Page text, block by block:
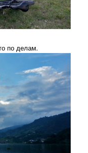
по делам.